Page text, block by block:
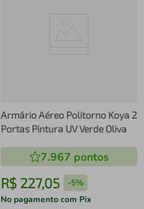
Armário Aéreo Politorno Koya 2
Portas Pintura UV Verde Oliva
7.967 pontos
R$ 227,05 -5%
No pagamento com Pix